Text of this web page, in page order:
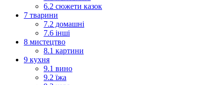
6.2 сюжети казок
7 тварини
7.2 домашні
7.6 інші
8 мистецтво
8.1 картини
9 кухня
9.1 вино
9.2 їжа